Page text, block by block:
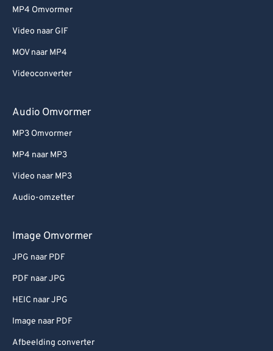
MP4 Omvormer
Video naar GIF
MOV naar MP4
Videoconverter
Audio Omvormer
MP3 Omvormer
MP4 naar MP3
Video naar MP3
Audio-omzetter
Image Omvormer
JPG naar PDF
PDF naar JPG
HEIC naar JPG
Image naar PDF
Afbeelding converter